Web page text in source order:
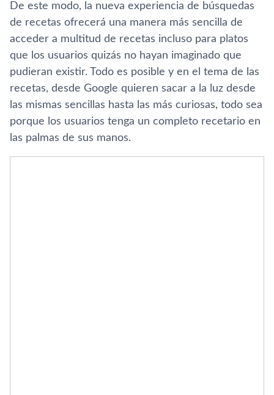
De este modo, la nueva experiencia de búsquedas
de recetas ofrecerá una manera más sencilla de
acceder a multitud de recetas incluso para platos
que los usuarios quizás no hayan imaginado que
pudieran existir. Todo es posible y en el tema de las
recetas, desde Google quieren sacar a la luz desde
las mismas sencillas hasta las más curiosas, todo sea
porque los usuarios tenga un completo recetario en
las palmas de sus manos.